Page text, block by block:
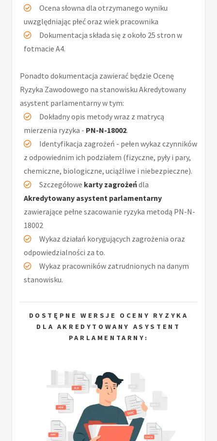
Ocena słowna dla otrzymanego wyniku
uwzględniając płeć oraz wiek pracownika
Dokumentacja składa się z około 25 stron w
fotmacie A4.
Ponadto dokumentacja zawierać będzie Ocenę
Ryzyka Zawodowego na stanowisku Akredytowany
asystent parlamentarny w tym:
Dokładny opis metody wraz z matrycą
mierzenia ryzyka - PN-N-18002.
Identyfikacja zagrożeń - pełen wykaz czynników
z odpowiednim ich podziałem (fizyczne, pyły i pary,
chemiczne, biologiczne, uciążliwe i niebezpieczne).
Szczegółowe karty zagrożeńdla
Akredytowany asystent parlamentarny
zawierające pełne szacowanie ryzyka metodą PN-N-
18002
Wykaz działań korygujących zagrożenia oraz
odpowiedzialności za to.
Wykaz pracowników zatrudnionych na danym
stanowisku.
DOSTĘPNE WERSJE OCENY RYZYKA
DLA AKREDYTOWANY ASYSTENT
PARLAMENTARNY: